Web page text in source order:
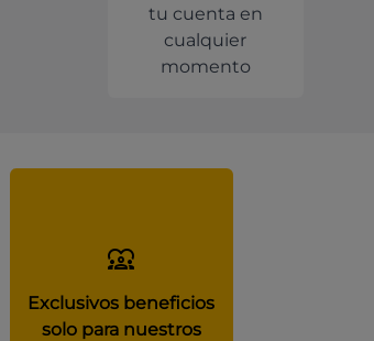
tu cuenta en
cualquier
momento
Exclusivos beneficios
solo para nuestros